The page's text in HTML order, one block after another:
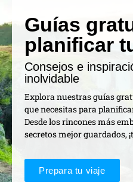
Guías
planificar
Consejos e
inolvidable
Explora nuestras guías
que necesitas para
Desde los rincones más
secretos mejor guardados,
Prepara tu viaje